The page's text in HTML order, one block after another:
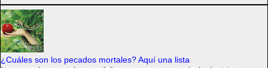
¿Cuáles son los pecados mortales? Aquí una lista